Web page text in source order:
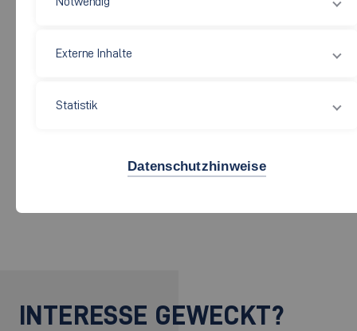
Deutschlandstipendium
INTERESSE GEWECKT?
Externe Inhalte
Statistik
Datenschutzhinweise